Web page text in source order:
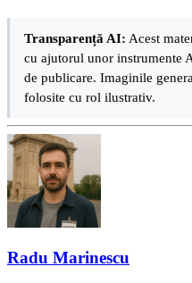
Transparență AI: Acest
cu ajutorul unor instrumente
de publicare. Imaginile
folosite cu rol ilustrativ.
Radu Marinescu